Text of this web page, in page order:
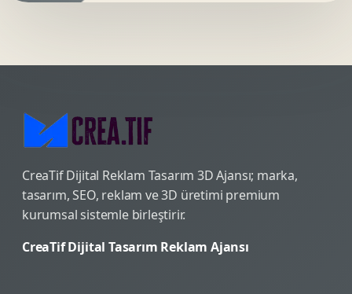
CreaTif Dijital Reklam Tasarım 3D Ajansı; marka,
tasarım, SEO, reklam ve 3D üretimi premium
kurumsal sistemle birleştirir.
CreaTif Dijital Tasarım Reklam Ajansı